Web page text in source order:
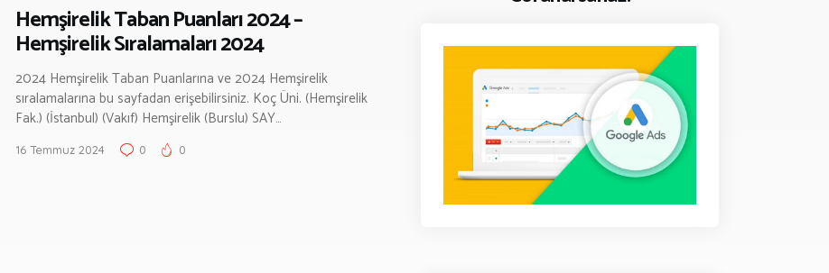
Hemşirelik Taban Puanları 2024 –
Hemşirelik Sıralamaları 2024
2024 Hemşirelik Taban Puanlarına ve 2024 Hemşirelik
sıralamalarına bu sayfadan erişebilirsiniz. Koç Üni. (Hemşirelik
Fak.) (İstanbul) (Vakıf) Hemşirelik (Burslu) SAY…
16 Temmuz 2024 0 0